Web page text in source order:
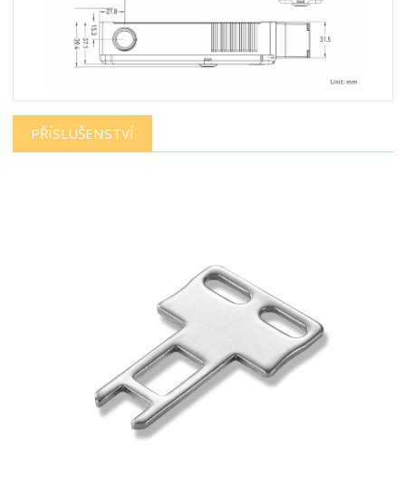
PŘÍSLUŠENSTVÍ